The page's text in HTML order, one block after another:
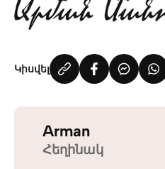
Կիսվել
Arman
Հեղինակ